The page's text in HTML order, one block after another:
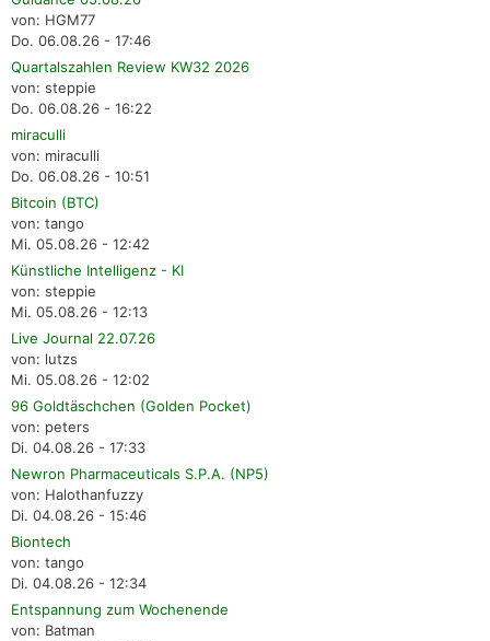
von: HGM77
Do. 06.08.26 - 17:46
Quartalszahlen Review KW32 2026
von: steppie
Do. 06.08.26 - 16:22
miraculli
von: miraculli
Do. 06.08.26 - 10:51
Bitcoin (BTC)
von: tango
Mi. 05.08.26 - 12:42
Künstliche Intelligenz - KI
von: steppie
Mi. 05.08.26 - 12:13
Live Journal 22.07.26
von: lutzs
Mi. 05.08.26 - 12:02
96 Goldtäschchen (Golden Pocket)
von: peters
Di. 04.08.26 - 17:33
Newron Pharmaceuticals S.P.A. (NP5)
von: Halothanfuzzy
Di. 04.08.26 - 15:46
Biontech
von: tango
Di. 04.08.26 - 12:34
Entspannung zum Wochenende
von: Batman